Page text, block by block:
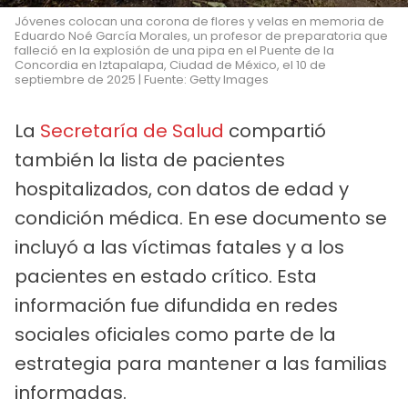
Jóvenes colocan una corona de flores y velas en memoria de
Eduardo Noé García Morales, un profesor de preparatoria que
falleció en la explosión de una pipa en el Puente de la
Concordia en Iztapalapa, Ciudad de México, el 10 de
septiembre de 2025 | Fuente: Getty Images
La Secretaría de Salud compartió
también la lista de pacientes
hospitalizados, con datos de edad y
condición médica. En ese documento se
incluyó a las víctimas fatales y a los
pacientes en estado crítico. Esta
información fue difundida en redes
sociales oficiales como parte de la
estrategia para mantener a las familias
informadas.